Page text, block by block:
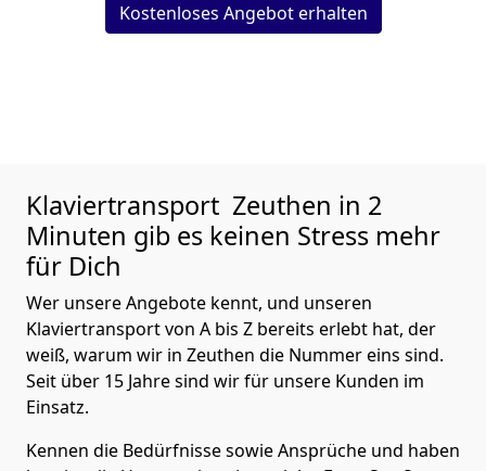
Kostenloses Angebot erhalten
Klaviertransport Zeuthen in 2
Minuten gib es keinen Stress mehr
für Dich
Wer unsere Angebote kennt, und unseren
Klaviertransport von A bis Z bereits erlebt hat, der
weiß, warum wir in Zeuthen die Nummer eins sind.
Seit über 15 Jahre sind wir für unsere Kunden im
Einsatz.
Kennen die Bedürfnisse sowie Ansprüche und haben